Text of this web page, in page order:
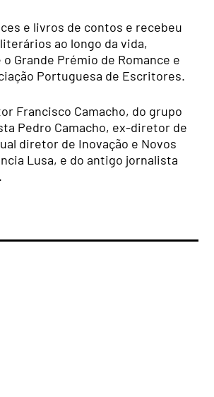
e livros de contos e recebeu
ao longo da vida,
Grande Prémio de Romance e
Portuguesa de Escritores.
Francisco Camacho, do grupo
Pedro Camacho, ex-diretor de
diretor de Inovação e Novos
Lusa, e do antigo jornalista